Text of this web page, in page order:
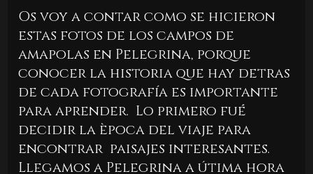
Os voy a contar como se hicieron
estas fotos de los campos de
amapolas en Pelegrina, porque
conocer la historia que hay detras
de cada fotografía es importante
para aprender. Lo primero fué
decidir la època del viaje para
encontrar paisajes interesantes.
Llegamos a Pelegrina a útima hora